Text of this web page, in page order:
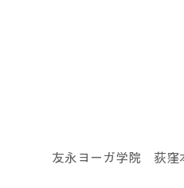
友永ヨーガ学院　荻窪
1月4日か